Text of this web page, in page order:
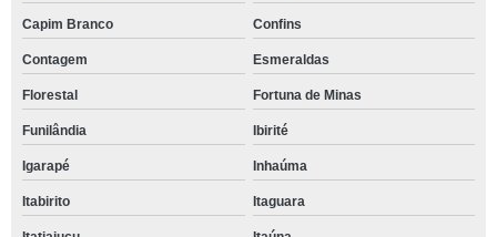
Capim Branco Confins
Contagem Esmeraldas
Florestal Fortuna de Minas
Funilândia Ibirité
Igarapé Inhaúma
Itabirito Itaguara